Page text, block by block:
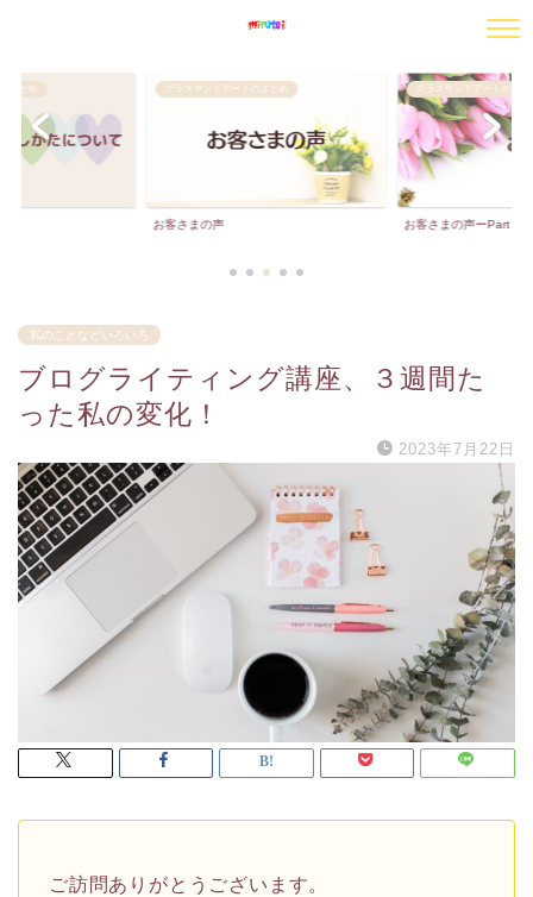
まとめ グラスサンドアートのまとめ
お客さまの声
グラスサンドアートのまと
お客さまの声ーPart２ー
私のことなどいろいろ
ブログライティング講座、３週間た
った私の変化！
2023年7月22日
ご訪問ありがとうございます。